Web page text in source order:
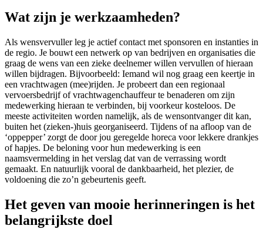
Wat zijn je werkzaamheden?
Als wensvervuller leg je actief contact met sponsoren en instanties in
de regio. Je bouwt een netwerk op van bedrijven en organisaties die
graag de wens van een zieke deelnemer willen vervullen of hieraan
willen bijdragen. Bijvoorbeeld: Iemand wil nog graag een keertje in
een vrachtwagen (mee)rijden. Je probeert dan een regionaal
vervoersbedrijf of vrachtwagenchauffeur te benaderen om zijn
medewerking hieraan te verbinden, bij voorkeur kosteloos. De
meeste activiteiten worden namelijk, als de wensontvanger dit kan,
buiten het (zieken-)huis georganiseerd. Tijdens of na afloop van de
‘oppepper’ zorgt de door jou geregelde horeca voor lekkere drankjes
of hapjes. De beloning voor hun medewerking is een
naamsvermelding in het verslag dat van de verrassing wordt
gemaakt. En natuurlijk vooral de dankbaarheid, het plezier, de
voldoening die zo’n gebeurtenis geeft.
Het geven van mooie herinneringen is het
belangrijkste doel